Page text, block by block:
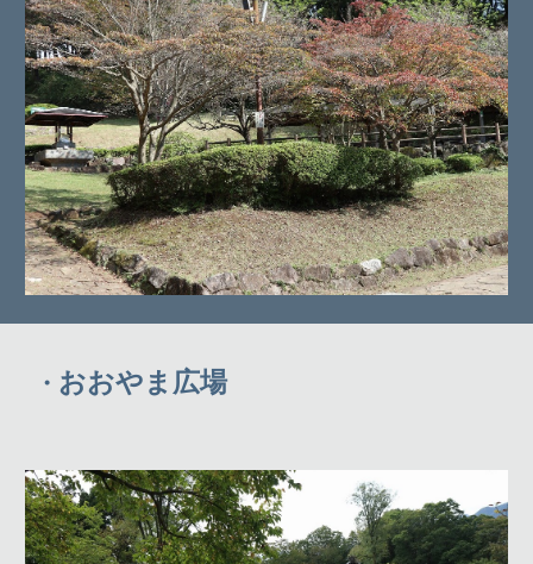
・ おおやま広場